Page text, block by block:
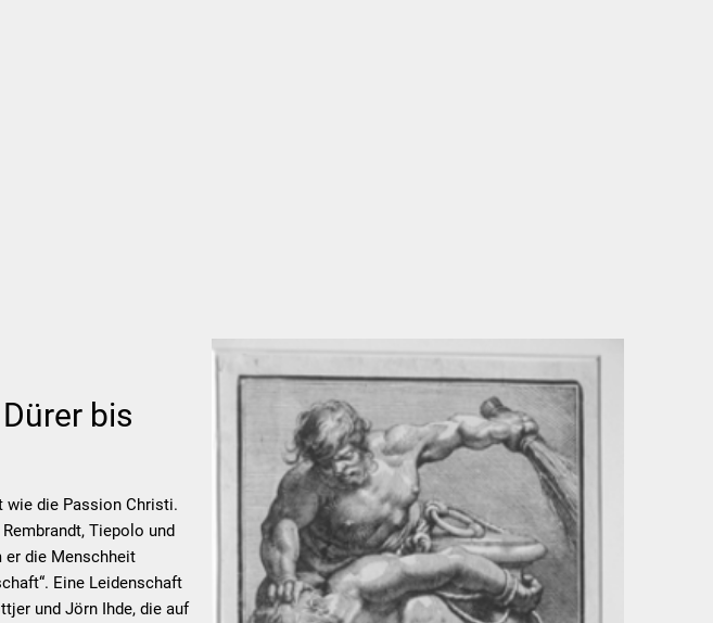
bis
wie die Passion Christi.
Tiepolo und
die Menschheit
Eine Leidenschaft
und Jörn Ihde, die auf